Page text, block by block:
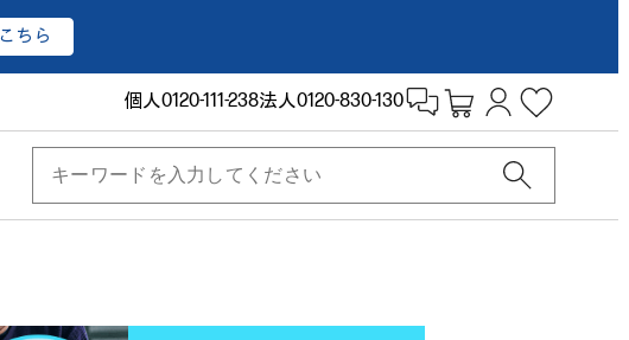
ちら
個人0120-111-238法人0120-830-130